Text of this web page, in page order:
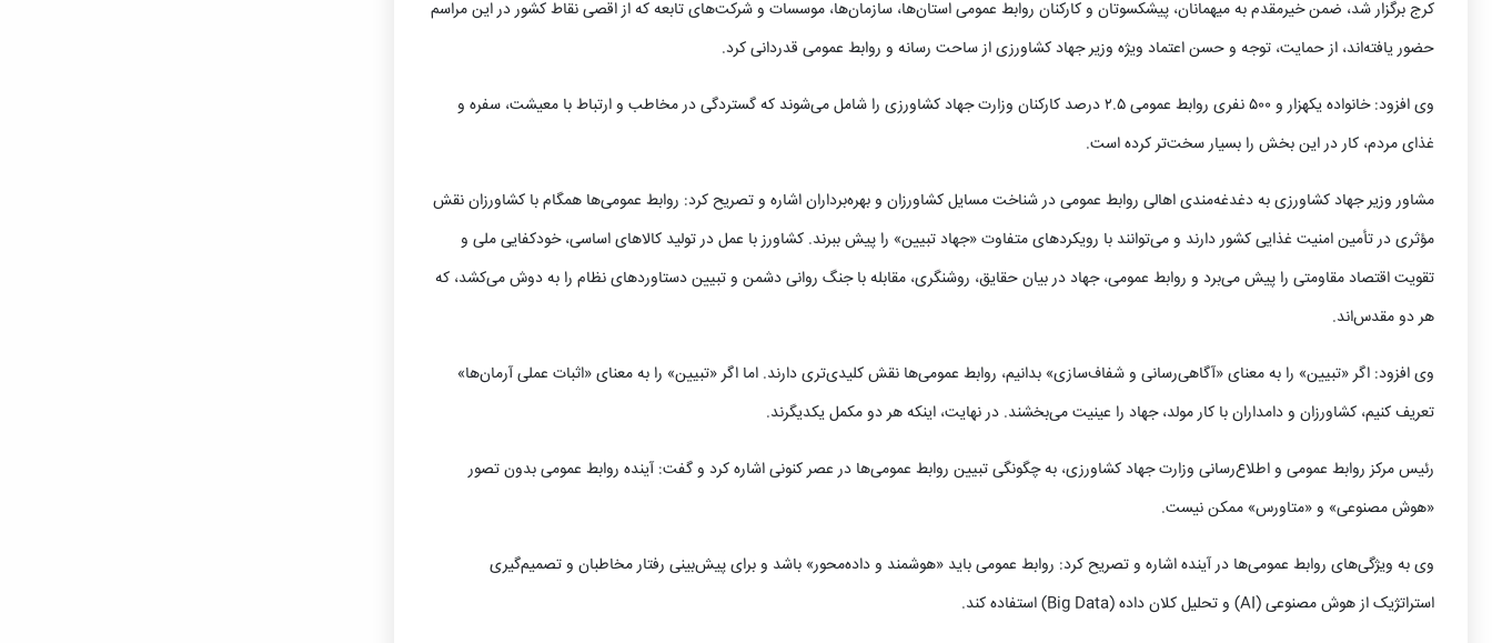
کرج برگزار شد، ضمن خیرمقدم به میهمانان، پیشکسوتان و کارکنان روابط عمومی استان‌ها، سازمان‌ها، موسسات و شرکت‌های تابعه که از اقصی نقاط کشور در این مراسم
حضور یافته‌اند، از حمایت، توجه و حسن اعتماد ویژه وزیر جهاد کشاورزی از ساحت رسانه و روابط عمومی‌ قدردانی کرد.
وی افزود: خانواده یکهزار و ۵۰۰ نفری روابط عمومی ۲.۵ درصد کارکنان وزارت جهاد کشاورزی را شامل می‌شوند که گستردگی در مخاطب و ارتباط با معیشت، سفره و
غذای مردم، کار در این بخش را بسیار سخت‌تر کرده است.
مشاور وزیر جهاد کشاورزی به دغدغه‌مندی اهالی روابط عمومی در شناخت مسایل کشاورزان و بهره‌برداران اشاره و تصریح کرد: روابط عمومی‌ها همگام با کشاورزان نقش
مؤثری در تأمین امنیت غذایی کشور دارند و می‌توانند با رویکردهای متفاوت «جهاد تبیین» را پیش ببرند. کشاورز با عمل در تولید کالاهای اساسی، خودکفایی ملی و
تقویت اقتصاد مقاومتی را پیش می‌برد و روابط عمومی، جهاد در بیان حقایق، روشنگری، مقابله با جنگ روانی دشمن و تبیین دستاوردهای نظام را به دوش می‌کشد، که
هر دو مقدس‌اند.
وی افزود: اگر «تبیین» را به معنای «آگاهی‌رسانی و شفاف‌سازی» بدانیم، روابط عمومی‌ها نقش کلیدی‌تری دارند. اما اگر «تبیین» را به معنای «اثبات عملی آرمان‌ها»
تعریف کنیم، کشاورزان و دامداران با کار مولد، جهاد را عینیت می‌بخشند. در نهایت، اینکه هر دو مکمل یکدیگرند.
رئیس مرکز روابط عمومی و اطلاع‌رسانی وزارت جهاد کشاورزی، به چگونگی تبیین روابط عمومی‌ها در عصر کنونی اشاره کرد و گفت: آینده روابط عمومی بدون تصور
«هوش مصنوعی» و «متاورس» ممکن نیست.
وی به ویژگی‌های روابط عمومی‌ها در آینده اشاره و تصریح کرد: روابط عمومی باید «هوشمند و داده‌محور» باشد و برای پیش‌بینی رفتار مخاطبان و تصمیم‌گیری
استراتژیک از هوش مصنوعی (AI) و تحلیل کلان‌ داده (Big Data) استفاده‌ کند.